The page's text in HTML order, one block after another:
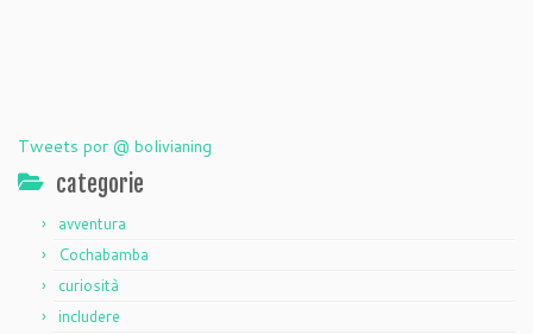
Tweets por @ bolivianing
categorie
avventura
Cochabamba
curiosità
includere